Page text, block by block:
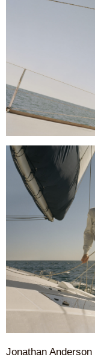
Jonathan Anderson